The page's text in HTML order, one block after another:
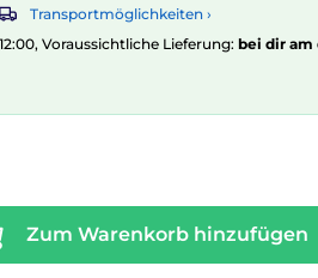
Transportmöglichkeiten ›
Voraussichtliche Lieferung: bei dir am
Zum Warenkorb hinzufügen